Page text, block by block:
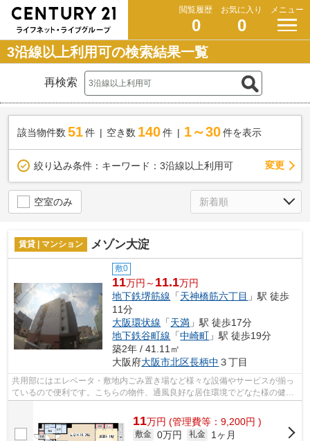
閲覧履歴
0
お気に入り
0
メニュー
3沿線以上利用可の検索結果一覧
再検索
該当物件数 51件 空き数 140 件 1～30 件を表示
絞り込み条件： キーワード：3沿線以上利用可 変更
空室のみ
賃貸 | マンション メゾン大淀
敷0
11万円～ 11.1万円
地下鉄堺筋線 「天神橋筋六丁目 」駅 徒歩
11分
大阪環状線 「天満 」駅 徒歩17分
地下鉄谷町線 「中崎町 」駅 徒歩19分
築2年 / 41.11㎡
大阪府大阪市北区長柄中 ３丁目
共用部にはエレベータ・敷地内ごみ置き場など様々な設備やサービスが揃っ
ているので便利です。こちらの物件、通風良好な居住環境でどなた様の健康
11万円 (管理費等：9,200円 )
敷金 0万円 礼金
1ヶ月